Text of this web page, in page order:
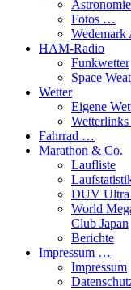
Fotos …
Wedemark
HAM-Radio
Funkwetter
Space
Wetter
Eigene
Fahrrad …
Marathon & Co.
Laufliste
DUV Ultra
World
Club Japan
Berichte
Impressum …
Impressum